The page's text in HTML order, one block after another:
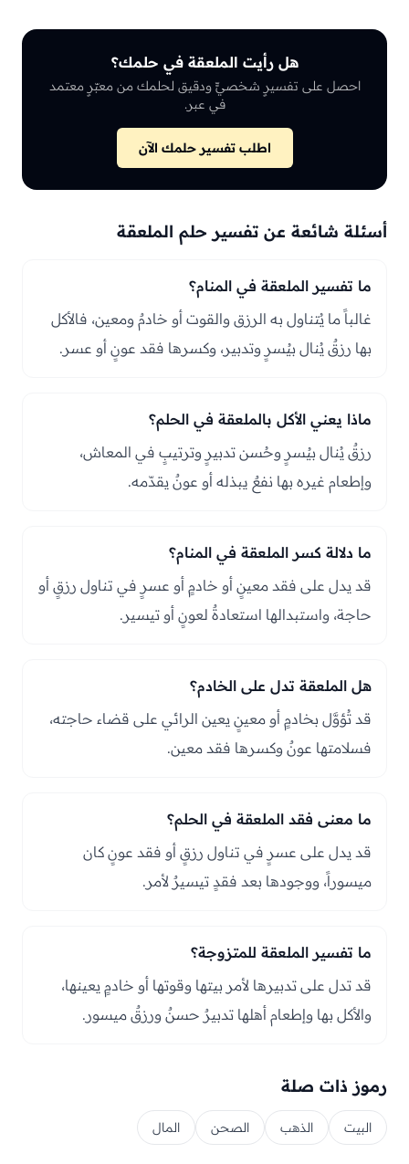
هل رأيت الملعقة في حلمك؟
احصل على تفسيرٍ شخصيٍّ ودقيق لحلمك من معبّرٍ معتمد
في عبر.
اطلب تفسير حلمك الآن
أسئلة شائعة عن تفسير حلم الملعقة
ما تفسير الملعقة في المنام؟
غالباً ما يُتناول به الرزق والقوت أو خادمٌ ومعين، فالأكل
بها رزقٌ يُنال بيُسرٍ وتدبير، وكسرها فقد عونٍ أو عسر.
ماذا يعني الأكل بالملعقة في الحلم؟
رزقٌ يُنال بيُسرٍ وحُسن تدبيرٍ وترتيبٍ في المعاش،
وإطعام غيره بها نفعٌ يبذله أو عونٌ يقدّمه.
ما دلالة كسر الملعقة في المنام؟
قد يدل على فقد معينٍ أو خادمٍ أو عسرٍ في تناول رزقٍ أو
حاجة، واستبدالها استعادةٌ لعونٍ أو تيسير.
هل الملعقة تدل على الخادم؟
قد تُؤوَّل بخادمٍ أو معينٍ يعين الرائي على قضاء حاجته،
فسلامتها عونٌ وكسرها فقد معين.
ما معنى فقد الملعقة في الحلم؟
قد يدل على عسرٍ في تناول رزقٍ أو فقد عونٍ كان
ميسوراً، ووجودها بعد فقدٍ تيسيرٌ لأمر.
ما تفسير الملعقة للمتزوجة؟
قد تدل على تدبيرها لأمر بيتها وقوتها أو خادمٍ يعينها،
والأكل بها وإطعام أهلها تدبيرٌ حسنٌ ورزقٌ ميسور.
رموز ذات صلة
البيت الذهب الصحن المال